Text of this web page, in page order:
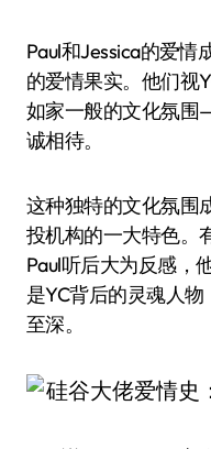
Paul和Jessica的爱情
的爱情果实。他们视
如家一般的文化氛围
诚相待。
这种独特的文化氛围
投机构的一大特色。
Paul听后大为反感，
是YC背后的灵魂人
至深。